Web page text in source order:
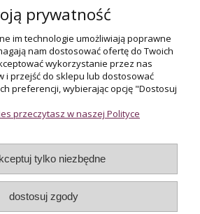
dostawa
zakupie powyżej 800 zł
rzeczoznawcy
potwierdzenie jakości biżuterii
prywatność
im technologie umożliwiają poprawne
nam dostosować ofertę do Twoich
wykorzystanie przez nas
i przejść do sklepu lub dostosować
preferencji, wybierając opcję "Dostosuj
przeczytasz w naszej Polityce
tylko niezbędne
dostosuj zgody